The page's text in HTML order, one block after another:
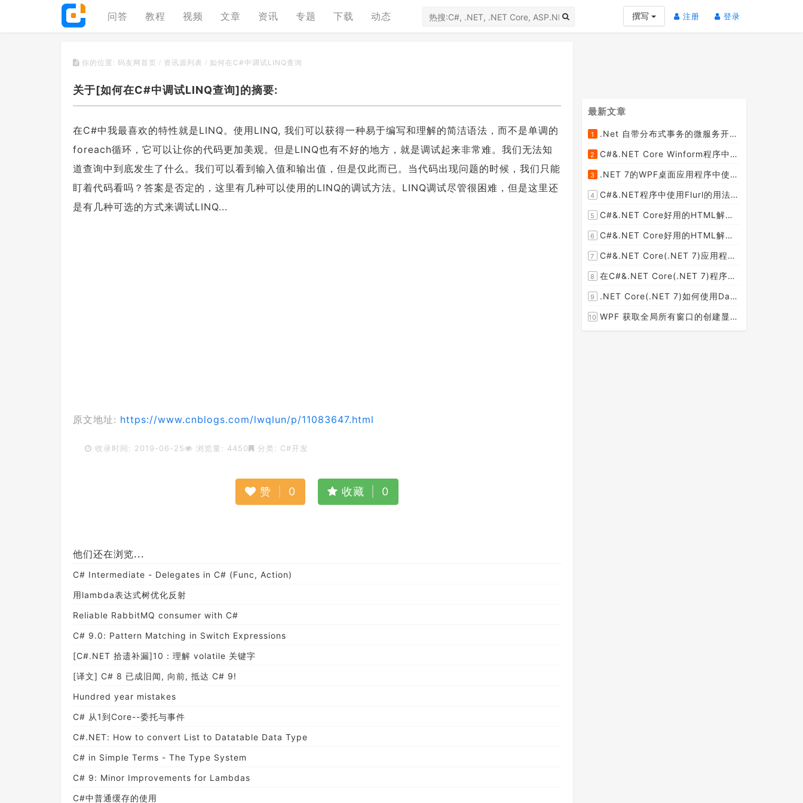
问答 教程 视频 文章 资讯 专题 下载 动态 撰写 注册 (current)
登录
你的位置: 码友网首页 / 资讯源列表 / 如何在C#中调试LINQ查询
关于[如何在C#中调试LINQ查询]的摘要:
在C#中我最喜欢的特性就是LINQ。使用LINQ, 我们可以获得一种易于编写和理解的简洁语法，而不是单调的
foreach循环，它可以让你的代码更加美观。但是LINQ也有不好的地方，就是调试起来非常难。我们无法知
道查询中到底发生了什么。我们可以看到输入值和输出值，但是仅此而已。当代码出现问题的时候，我们只能
盯着代码看吗？答案是否定的，这里有几种可以使用的LINQ的调试方法。LINQ调试尽管很困难，但是这里还
是有几种可选的方式来调试LINQ...
原文地址: https://www.cnblogs.com/lwqlun/p/11083647.html
收录时间: 2019-06-25 浏览量: 4450 分类: C#开发
赞 0 收藏 0
他们还在浏览...
C# Intermediate - Delegates in C# (Func, Action)
用lambda表达式树优化反射
Reliable RabbitMQ consumer with C#
C# 9.0: Pattern Matching in Switch Expressions
[C#.NET 拾遗补漏]10：理解 volatile 关键字
[译文] C# 8 已成旧闻, 向前, 抵达 C# 9!
Hundred year mistakes
C# 从1到Core--委托与事件
C#.NET: How to convert List to Datatable Data Type
C# in Simple Terms - The Type System
C# 9: Minor Improvements for Lambdas
C#中普通缓存的使用
最新文章
1
.Net 自带分布式事务的微服务开源框架JMSFramework
2
C#&.NET Core Winform程序中使用Parallel动态开启多个线程及取消多线程详细教程
3
.NET 7的WPF桌面应用程序中使用配置文件：App.config与AppSettings.json
4
C#&.NET程序中使用Flurl的用法与问题汇总(非常详细)
5
C#&.NET Core好用的HTML解析器推荐之HtmlAgilityPack篇
6
C#&.NET Core好用的HTML解析器推荐之AngleSharp篇
7
C#&.NET Core(.NET 7)应用程序开发中如何解析html元素，有哪些类库或组件呢？
8
在C#&.NET Core(.NET 7)程序开发中使用Npgsql,Dapper,EF Core等不同方式连接和操作PostgreSQL数据库示例教程(推荐阅读)
9
.NET Core(.NET 7)如何使用Dapper连接PostgreSQL数据库并实现CRUD(新增，查询，修改，删除)的超详细入门示例教程
10 WPF 获取全局所有窗口的创建显示事件 监控窗口打开
[2023-01-19]